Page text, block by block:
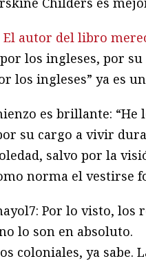
El autor del libro
los ingleses, por
los ingleses” ya es
es brillante:
su cargo a vivir
salvo por la
norma el vestirse
Por lo visto, los
lo son en absoluto.
coloniales, ya sabe.